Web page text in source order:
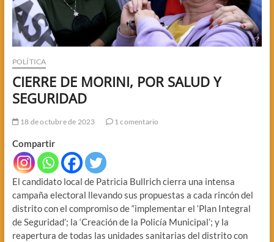
POLÍTICA
CIERRE DE MORINI, POR SALUD Y
SEGURIDAD
18 de octubre de 2023 1 comentario
Compartir
El candidato local de Patricia Bullrich cierra una intensa
campaña electoral llevando sus propuestas a cada rincón del
distrito con el compromiso de “implementar el ‘Plan Integral
de Seguridad’; la ‘Creación de la Policía Municipal’; y la
reapertura de todas las unidades sanitarias del distrito con